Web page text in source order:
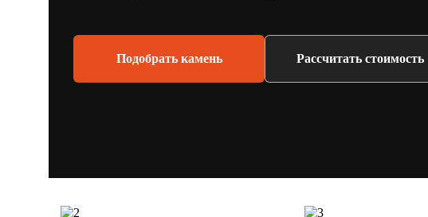
Подобрать камень Рассчитать стоимость